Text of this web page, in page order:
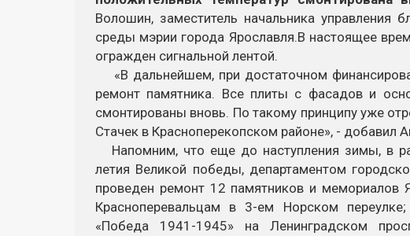
Волошин, заместитель начальника управления
среды мэрии города Ярославля.В настоящее
огражден сигнальной лентой.
«В дальнейшем, при достаточном
ремонт памятника. Все плиты с фасадов и
смонтированы вновь. По такому принципу уже
Стачек в Красноперекопском районе», - добавил
Напомним, что еще до наступления зимы, в
летия Великой победы, департаментом
проведен ремонт 12 памятников и мемориалов
Красноперевальцам в 3-ем Норском переулке;
«Победа 1941-1945» на Ленинградском